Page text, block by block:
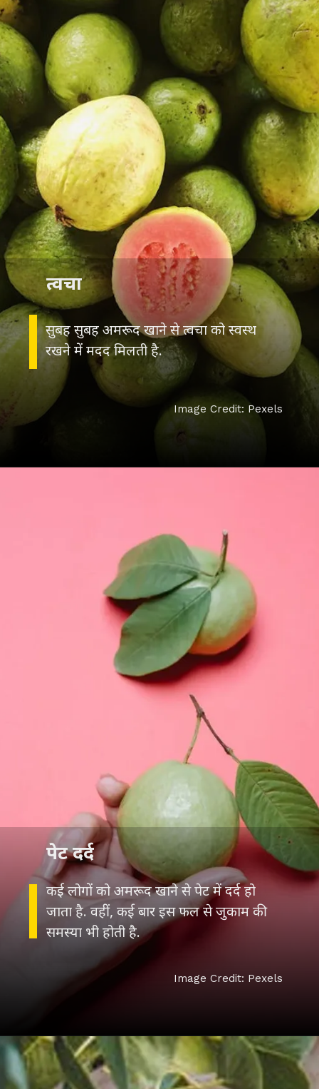
सुबह सुबह अमरूद खाने से त्वचा को स्वस्थ
रखने में मदद मिलती है.
त्वचा
Image Credit: Pexels
कई लोगों को अमरूद खाने से पेट में दर्द हो
जाता है. वहीं, कई बार इस फल से जुकाम की
समस्या भी होती है.
पेट दर्द
Image Credit: Pexels